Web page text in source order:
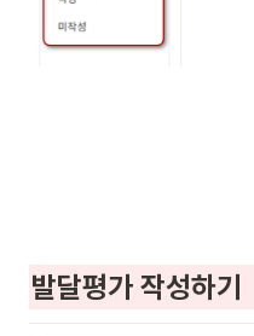
발달평가 작성하기